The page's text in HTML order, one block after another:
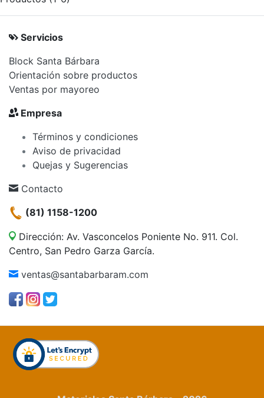
Servicios
Block Santa Bárbara
Orientación sobre productos
Ventas por mayoreo
Empresa
Términos y condiciones
Aviso de privacidad
Quejas y Sugerencias
Contacto
(81) 1158-1200
Dirección: Av. Vasconcelos Poniente No. 911. Col.
Centro, San Pedro Garza García.
ventas@santabarbaram.com